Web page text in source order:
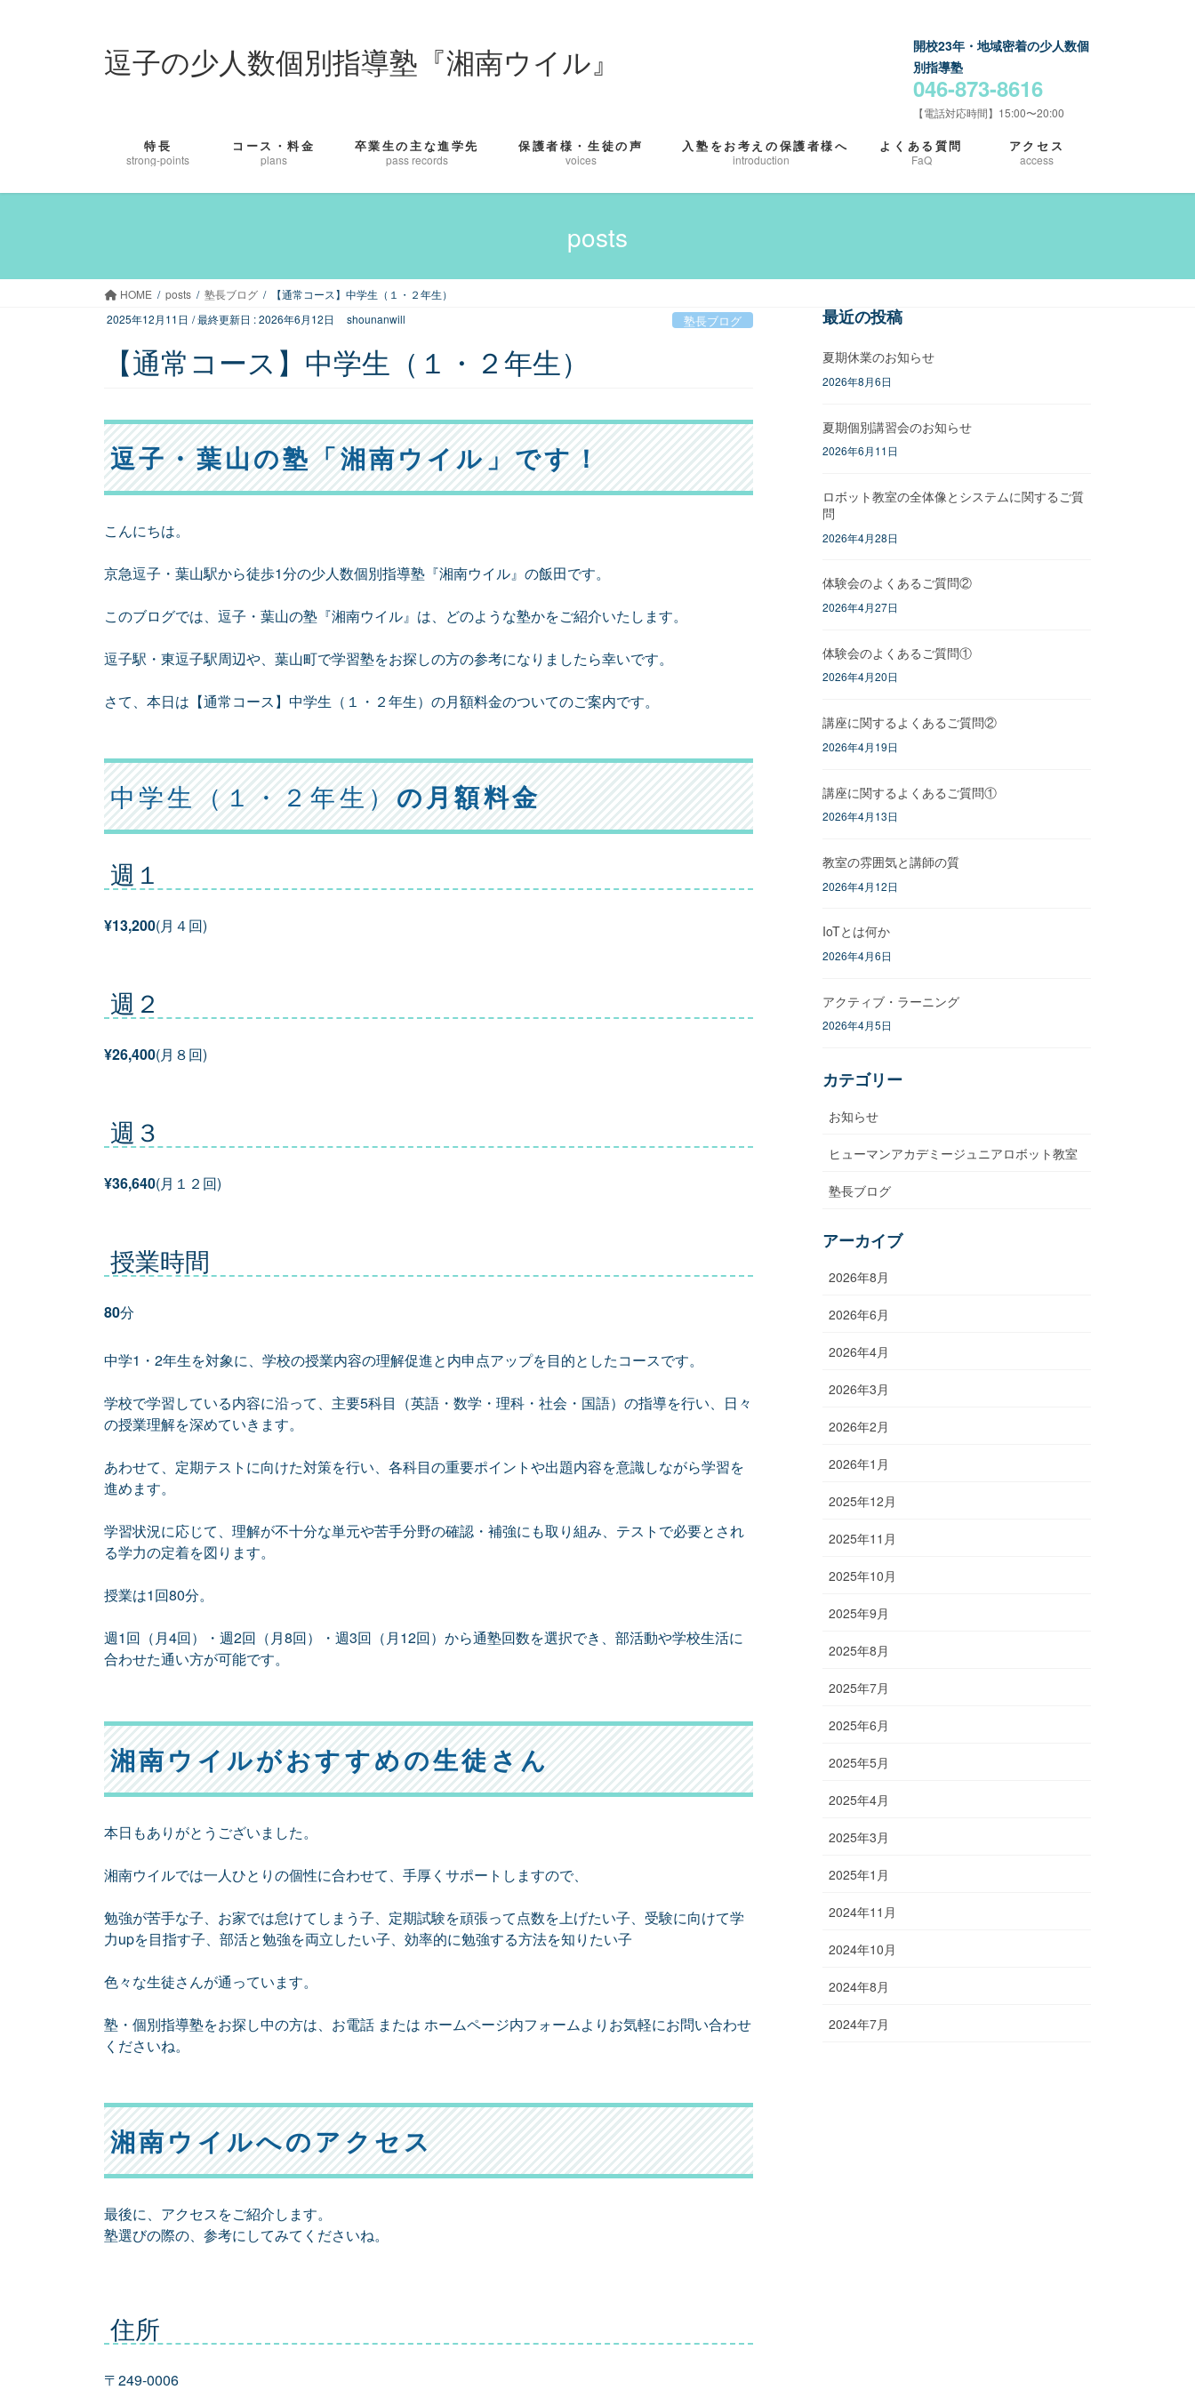
逗子の少人数個別指導塾『湘南ウイル』
開校23年・地域密着の少人数個
別指導塾
046-873-8616
【電話対応時間】15:00〜20:00
特長
strong-points
コース・料金
plans
卒業生の主な進学先
pass records
保護者様・生徒の声
voices
入塾をお考えの保護者様へ
introduction
よくある質問
FaQ
アクセス
access
posts
HOME posts 塾長ブログ
【通常コース】中学生（１・２年生）
2025年12月11日 / 最終更新日 :2026年6月12日 shounanwill 塾長ブログ
【通常コース】中学生（１・２年生）
逗子・葉山の塾「湘南ウイル」です！
こんにちは。
京急逗子・葉山駅から徒歩1分の少人数個別指導塾『湘南ウイル』の飯田です。
このブログでは、逗子・葉山の塾『湘南ウイル』は、どのような塾かをご紹介いたします。
逗子駅・東逗子駅周辺や、葉山町で学習塾をお探しの方の参考になりましたら幸いです。
さて、本日は【通常コース】中学生（１・２年生）の月額料金のついてのご案内です。
中学生（１・２年生）の月額料金
週１
¥13,200(月４回)
週２
¥26,400(月８回)
週３
¥36,640(月１２回)
授業時間
80分
中学1・2年生を対象に、学校の授業内容の理解促進と内申点アップを目的としたコースです。
学校で学習している内容に沿って、主要5科目（英語・数学・理科・社会・国語）の指導を行い、日々
の授業理解を深めていきます。
あわせて、定期テストに向けた対策を行い、各科目の重要ポイントや出題内容を意識しながら学習を
進めます。
学習状況に応じて、理解が不十分な単元や苦手分野の確認・補強にも取り組み、テストで必要とされ
る学力の定着を図ります。
授業は1回80分。
週1回（月4回）・週2回（月8回）・週3回（月12回）から通塾回数を選択でき、部活動や学校生活に
合わせた通い方が可能です。
湘南ウイルがおすすめの生徒さん
本日もありがとうございました。
湘南ウイルでは一人ひとりの個性に合わせて、手厚くサポートしますので、
勉強が苦手な子、お家では怠けてしまう子、定期試験を頑張って点数を上げたい子、受験に向けて学
力upを目指す子、部活と勉強を両立したい子、効率的に勉強する方法を知りたい子
色々な生徒さんが通っています。
塾・個別指導塾をお探し中の方は、お電話 または ホームページ内フォームよりお気軽にお問い合わせ
くださいね。
湘南ウイルへのアクセス
最後に、アクセスをご紹介します。
塾選びの際の、参考にしてみてくださいね。
住所
〒249-0006
最近の投稿
夏期休業のお知らせ
2026年8月6日
夏期個別講習会のお知らせ
2026年6月11日
ロボット教室の全体像とシステムに関するご質
問
2026年4月28日
体験会のよくあるご質問②
2026年4月27日
体験会のよくあるご質問①
2026年4月20日
講座に関するよくあるご質問②
2026年4月19日
講座に関するよくあるご質問①
2026年4月13日
教室の雰囲気と講師の質
2026年4月12日
IoTとは何か
2026年4月6日
アクティブ・ラーニング
2026年4月5日
カテゴリー
お知らせ
ヒューマンアカデミージュニアロボット教室
塾長ブログ
アーカイブ
2026年8月
2026年6月
2026年4月
2026年3月
2026年2月
2026年1月
2025年12月
2025年11月
2025年10月
2025年9月
2025年8月
2025年7月
2025年6月
2025年5月
2025年4月
2025年3月
2025年1月
2024年11月
2024年10月
2024年8月
2024年7月